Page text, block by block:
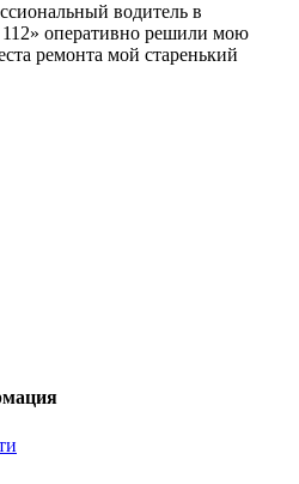
водитель в
оперативно решили мою
ремонта мой старенький